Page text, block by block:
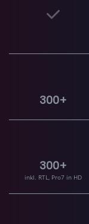
300+
300+
inkl. RTL, Pro7 in HD